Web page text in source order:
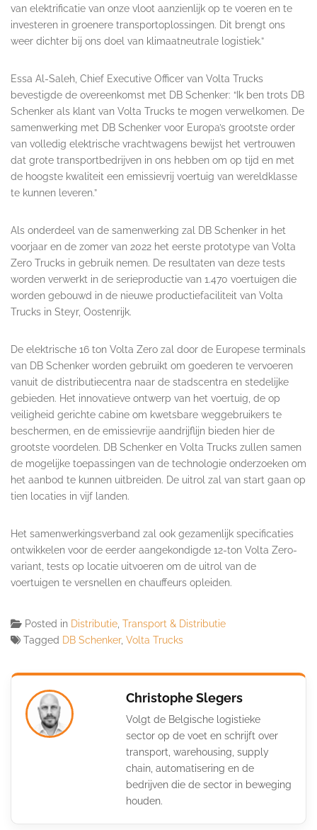
van elektrificatie van onze vloot aanzienlijk op te voeren en te
investeren in groenere transportoplossingen. Dit brengt ons
weer dichter bij ons doel van klimaatneutrale logistiek.”
Essa Al-Saleh, Chief Executive Officer van Volta Trucks
bevestigde de overeenkomst met DB Schenker: “Ik ben trots DB
Schenker als klant van Volta Trucks te mogen verwelkomen. De
samenwerking met DB Schenker voor Europa’s grootste order
van volledig elektrische vrachtwagens bewijst het vertrouwen
dat grote transportbedrijven in ons hebben om op tijd en met
de hoogste kwaliteit een emissievrij voertuig van wereldklasse
te kunnen leveren.”
Als onderdeel van de samenwerking zal DB Schenker in het
voorjaar en de zomer van 2022 het eerste prototype van Volta
Zero Trucks in gebruik nemen. De resultaten van deze tests
worden verwerkt in de serieproductie van 1.470 voertuigen die
worden gebouwd in de nieuwe productiefaciliteit van Volta
Trucks in Steyr, Oostenrijk.
De elektrische 16 ton Volta Zero zal door de Europese terminals
van DB Schenker worden gebruikt om goederen te vervoeren
vanuit de distributiecentra naar de stadscentra en stedelijke
gebieden. Het innovatieve ontwerp van het voertuig, de op
veiligheid gerichte cabine om kwetsbare weggebruikers te
beschermen, en de emissievrije aandrijflijn bieden hier de
grootste voordelen. DB Schenker en Volta Trucks zullen samen
de mogelijke toepassingen van de technologie onderzoeken om
het aanbod te kunnen uitbreiden. De uitrol zal van start gaan op
tien locaties in vijf landen.
Het samenwerkingsverband zal ook gezamenlijk specificaties
ontwikkelen voor de eerder aangekondigde 12-ton Volta Zero-
variant, tests op locatie uitvoeren om de uitrol van de
voertuigen te versnellen en chauffeurs opleiden.
Posted in Distributie Transport & Distributie
Tagged DB Schenker, Volta Trucks
Christophe Slegers
Volgt de Belgische logistieke
sector op de voet en schrijft over
transport, warehousing, supply
chain, automatisering en de
bedrijven die de sector in beweging
houden.